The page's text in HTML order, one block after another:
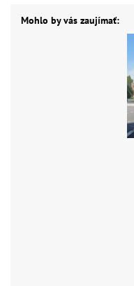
Mohlo by vás zaujímať: